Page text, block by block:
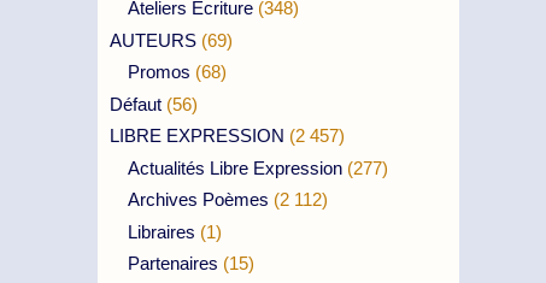
Ateliers Ecriture (348)
AUTEURS (69)
Promos (68)
Défaut (56)
LIBRE EXPRESSION (2 457)
Actualités Libre Expression (277)
Archives Poèmes (2 112)
Libraires (1)
Partenaires (15)